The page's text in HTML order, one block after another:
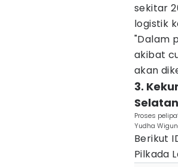
sekitar
logistik
"Dalam
akibat
akan
3.
Selatan
Proses
Yudha
Berikut
Pilkada